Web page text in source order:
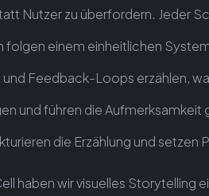
Nutzer zu überfordern. Jeder
folgen einem einheitlichen
und Feedback-Loops erzählen,
und führen die Aufmerksamkeit
die Erzählung und setzen
haben wir visuelles